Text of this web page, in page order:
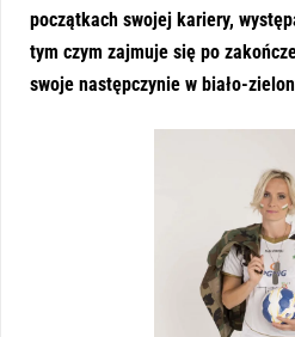
początkach swojej kariery,
tym czym zajmuje się po
swoje następczynie w biało-